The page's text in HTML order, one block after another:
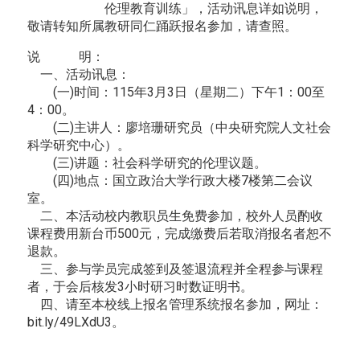
伦理教育训练」，活动讯息详如说明，
敬请转知所属教研同仁踊跃报名参加，请查照。
说 明：
一、活动讯息：
(一)时间：115年3月3日（星期二）下午1：00至
4：00。
(二)主讲人：廖培珊研究员（中央研究院人文社会
科学研究中心）。
(三)讲题：社会科学研究的伦理议题。
(四)地点：国立政治大学行政大楼7楼第二会议
室。
二、本活动校内教职员生免费参加，校外人员酌收
课程费用新台币500元，完成缴费后若取消报名者恕不
退款。
三、参与学员完成签到及签退流程并全程参与课程
者，于会后核发3小时研习时数证明书。
四、请至本校线上报名管理系统报名参加，网址：
bit.ly/49LXdU3。